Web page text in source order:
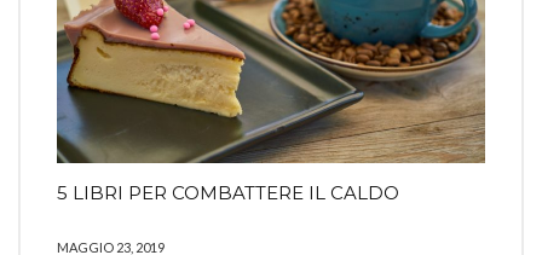
5 LIBRI PER COMBATTERE IL CALDO
MAGGIO 23, 2019